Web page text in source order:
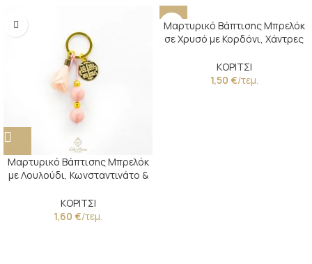
Μαρτυρικό Βάπτισης Μπρελόκ
με Λουλούδι, Κωνσταντινάτο &
ΚΟΡΙΤΣΙ
1,60 €/τεμ.
Μαρτυρικό Βάπτισης Μπρελόκ
σε Χρυσό με Κορδόνι, Χάντρες
ΚΟΡΙΤΣΙ
1,50 €/τεμ.